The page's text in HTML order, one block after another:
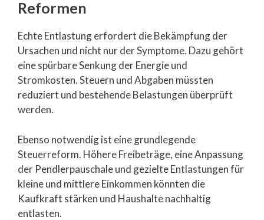
Reformen
Echte Entlastung erfordert die Bekämpfung der
Ursachen und nicht nur der Symptome. Dazu gehört
eine spürbare Senkung der Energie und
Stromkosten. Steuern und Abgaben müssten
reduziert und bestehende Belastungen überprüft
werden.
Ebenso notwendig ist eine grundlegende
Steuerreform. Höhere Freibeträge, eine Anpassung
der Pendlerpauschale und gezielte Entlastungen für
kleine und mittlere Einkommen könnten die
Kaufkraft stärken und Haushalte nachhaltig
entlasten.